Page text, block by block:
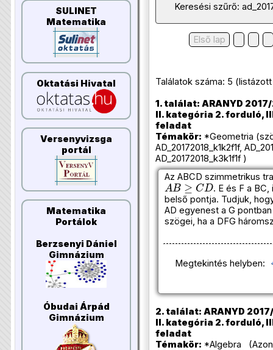
SULINET
Matematika
Oktatási Hivatal
Versenyvizsga
portál
Matematika
Portálok
Berzsenyi Dániel
Gimnázium
Óbudai Árpád
Gimnázium
Keresési szűrő:
Első lap
Találatok száma: 5
1. találat: ARANYD
II. kategória 2. forduló,
feladat
Témakör: *Geometria
AD_20172018_k1k2f1f,
AD_20172018_k3k1f1f )
Az ABCD szimmetrikus
AB≥CD
. E és F a
belső pontja. Tudjuk,
AD egyenest a G
szögei, ha a DFG
Megtekintés helyben:
2. találat: ARANYD
II. kategória 2. forduló,
feladat
Témakör: *Algebra